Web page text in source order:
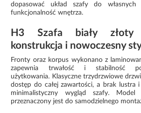
dopasować układ szafy do
funkcjonalność wnętrza.
H3 Szafa biały złoty
konstrukcja i nowoczesny
Fronty oraz korpus wykonano z
zapewnia trwałość i stabilność
użytkowania. Klasyczne trzydrzwiowe
dostęp do całej zawartości, a brak lustra
minimalistyczny wygląd szafy.
przeznaczony jest do samodzielnego